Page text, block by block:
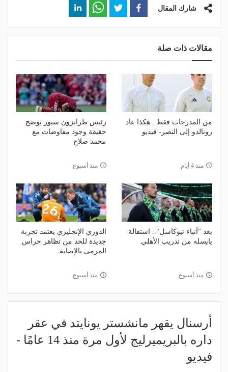
شارك المقال
مقالات ذات صلة
من المدرجات فقط.. هكذا عاد
رونالدو إلى النصر- فيديو
منذ 4 أيام
رئيس طرابزون سبور يوضح
حقيقة وجود مفاوضات مع
محمد صلاح
منذ أسبوع
بعد "أنباء نيوكاسل".. استقالة
يايسله من تدريب الأهلي
منذ أسبوع
الدوري الإنجليزي يعتمد تجربة
جديدة للحد من تظاهر حراس
المرمى بالإصابة
منذ أسبوع
أرسنال يقهر مانشستر يونايتد في عقر
داره بالبريميرليج لأول مرة منذ 14 عامًا -
فيديو